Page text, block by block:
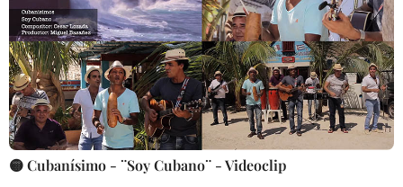
🟡 Cubanísimo - ¨Soy Cubano¨ - Videoclip